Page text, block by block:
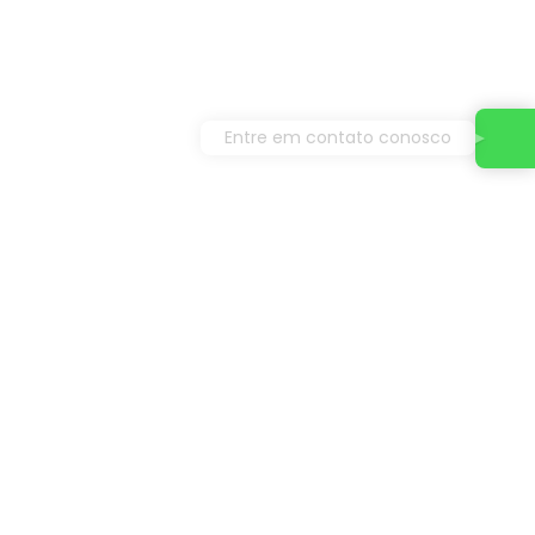
Entre em contato conosco